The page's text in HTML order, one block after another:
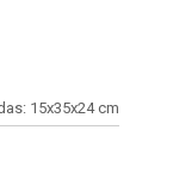
15x35x24 cm